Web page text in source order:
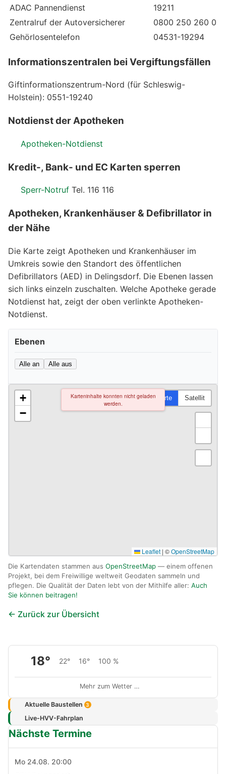
ADAC Pannendienst
19211
Zentralruf der Autoversicherer
0800 250 260 0
Gehörlosentelefon
04531-19294
Informationszentralen bei Vergiftungsfällen
Giftinformationszentrum-Nord (für Schleswig-
Holstein): 0551-19240
Notdienst der Apotheken
Apotheken-Notdienst
Kredit-, Bank- und EC Karten sperren
Sperr-Notruf Tel. 116 116
Apotheken, Krankenhäuser & Defibrillator in
der Nähe
Die Karte zeigt Apotheken und Krankenhäuser im
Umkreis sowie den Standort des öffentlichen
Defibrillators (AED) in Delingsdorf. Die Ebenen lassen
sich links einzeln zuschalten. Welche Apotheke gerade
Notdienst hat, zeigt der oben verlinkte Apotheken-
Notdienst.
Ebenen
Alle an Alle aus
+
−
Karte Satellit
Leaflet | ©OpenStreetMap
Karteninhalte konnten nicht geladen
werden.
Die Kartendaten stammen aus OpenStreetMap — einem offenen
Projekt, bei dem Freiwillige weltweit Geodaten sammeln und
pflegen. Die Qualität der Daten lebt von der Mithilfe aller: Auch
Sie können beitragen!
← Zurück zur Übersicht
18° 22° 16° 100 %
Mehr zum Wetter …
Aktuelle Baustellen 3
Live-HVV-Fahrplan
Nächste Termine
Mo 24.08. 20:00